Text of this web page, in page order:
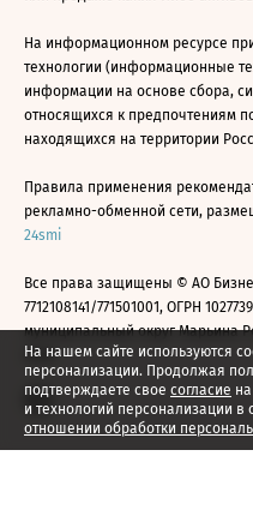
На нашем сайте используются
персонализации. Продолжая
подтверждаете свое согласие
и технологий персонализации в
отношении обработки
На информационном ресурсе
технологии (информационные
информации на основе сбора,
относящихся к предпочтениям
находящихся на территории
Правила применения
рекламно-обменной сети,
24smi
Все права защищены © АО
7712108141/771501001, ОГРН
муниципальный округ Марьина
2026